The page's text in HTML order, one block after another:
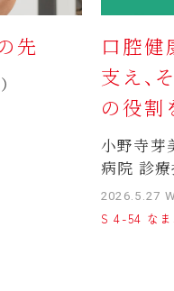
先
口腔
支え、
の役割
小野寺芽
病院 診
2026.5.27
S 4-54 な